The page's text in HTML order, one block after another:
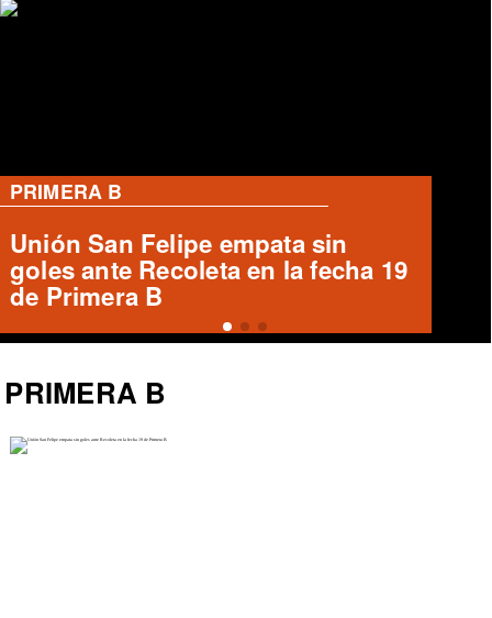
RANGERS
Ausencias en Rojinegro previo al
Clásico del Maule
PRIMERA B